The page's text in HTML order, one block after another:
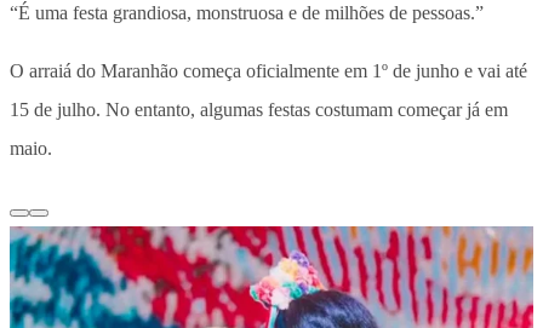
“É uma festa grandiosa, monstruosa e de milhões de pessoas.”
O arraiá do Maranhão começa oficialmente em 1º de junho e vai até
15 de julho. No entanto, algumas festas costumam começar já em
maio.